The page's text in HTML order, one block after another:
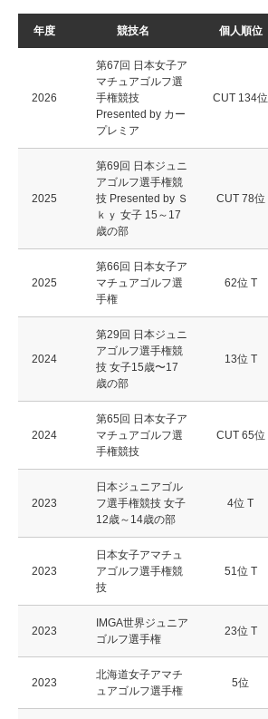
年度 競技名 個人順位
2026
第67回 日本女子ア
マチュアゴルフ選
手権競技
Presented by カー
プレミア
CUT 134位
2025
第69回 日本ジュニ
アゴルフ選手権競
技 Presented by Ｓ
ｋｙ 女子 15～17
歳の部
CUT 78位
2025
第66回 日本女子ア
マチュアゴルフ選
手権
62位 T
2024
第29回 日本ジュニ
アゴルフ選手権競
技 女子15歳〜17
歳の部
13位 T
2024
第65回 日本女子ア
マチュアゴルフ選
手権競技
CUT 65位
2023
日本ジュニアゴル
フ選手権競技 女子
12歳～14歳の部
4位 T
2023
日本女子アマチュ
アゴルフ選手権競
技
51位 T
2023
IMGA世界ジュニア
ゴルフ選手権
23位 T
2023
北海道女子アマチ
ュアゴルフ選手権
5位